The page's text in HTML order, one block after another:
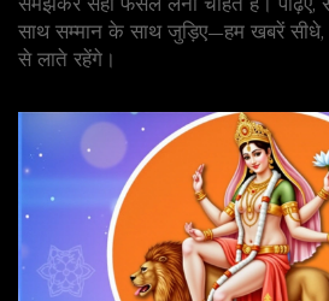
साथ सम्मान के साथ जुड़िए—हम खबरें
से लाते रहेंगे।